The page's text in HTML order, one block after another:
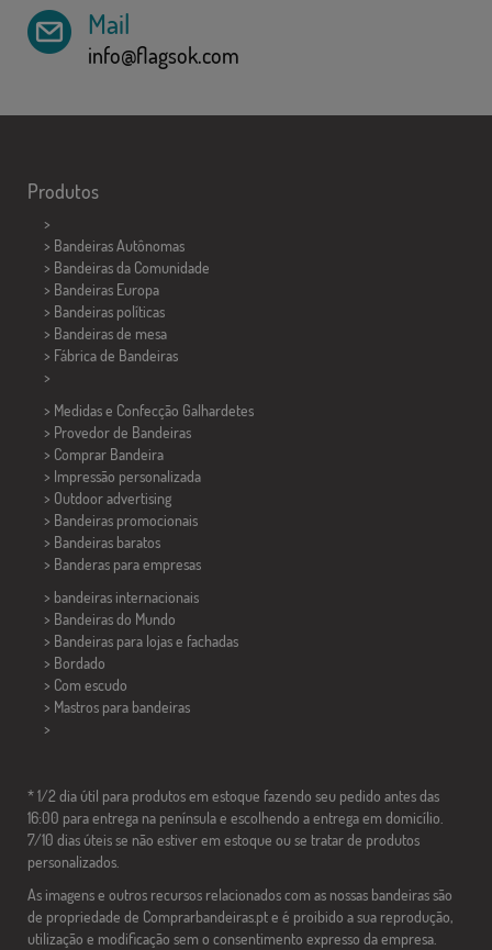
Mail
info@flagsok.com
Produtos
>
> Bandeiras Autônomas
> Bandeiras da Comunidade
> Bandeiras Europa
> Bandeiras políticas
> Bandeiras de mesa
> Fábrica de Bandeiras
>
> Medidas e Confecção Galhardetes
> Provedor de Bandeiras
> Comprar Bandeira
> Impressão personalizada
> Outdoor advertising
> Bandeiras promocionais
> Bandeiras baratos
> Banderas para empresas
> bandeiras internacionais
> Bandeiras do Mundo
> Bandeiras para lojas e fachadas
> Bordado
> Com escudo
> Mastros para bandeiras
>
* 1/2 dia útil para produtos em estoque fazendo seu pedido antes das
16:00 para entrega na península e escolhendo a entrega em domicílio.
7/10 dias úteis se não estiver em estoque ou se tratar de produtos
personalizados.
As imagens e outros recursos relacionados com as nossas bandeiras são
de propriedade de Comprarbandeiras.pt e é proibido a sua reprodução,
utilização e modificação sem o consentimento expresso da empresa.